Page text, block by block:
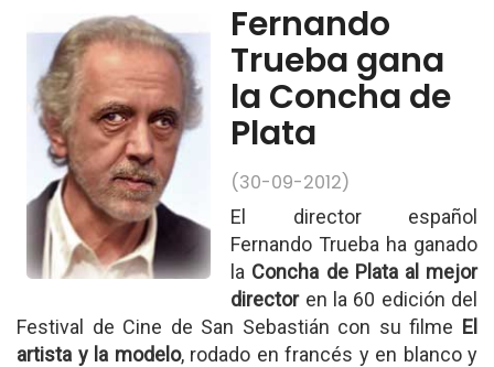
Fernando
Trueba gana
la Concha de
Plata
(30-09-2012)
El director español
Fernando Trueba ha ganado
la Concha de Plata al mejor
directoren la 60 edición del
Festival de Cine de San Sebastián con su filme El
artista y la modelo, rodado en francés y en blanco y